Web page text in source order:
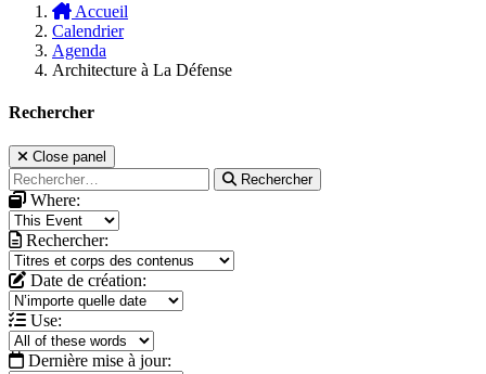
Accueil
Calendrier
Agenda
Architecture à La Défense
Rechercher
Close panel
Rechercher
Where:
Rechercher:
Date de création:
Use:
Dernière mise à jour: